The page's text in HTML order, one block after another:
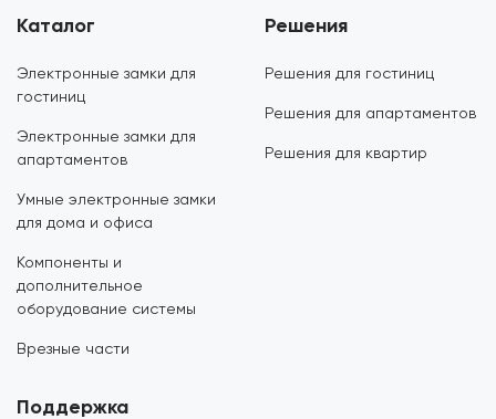
Каталог
Электронные замки для
гостиниц
Электронные замки для
апартаментов
Умные электронные замки
для дома и офиса
Компоненты и
дополнительное
оборудование системы
Врезные части
Решения
Решения для гостиниц
Решения для апартаментов
Решения для квартир
Поддержка